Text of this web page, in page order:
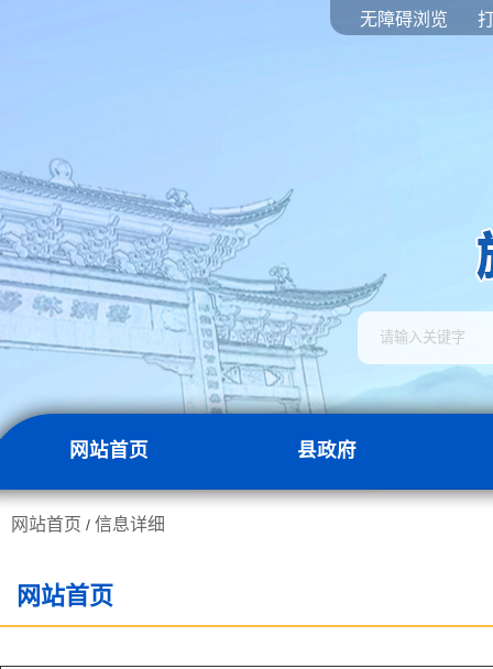
无障碍浏览
网站首页 县政府
网站首页 / 信息详细
网站首页